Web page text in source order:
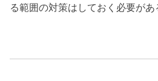
る範囲の対策はしておく必要があ